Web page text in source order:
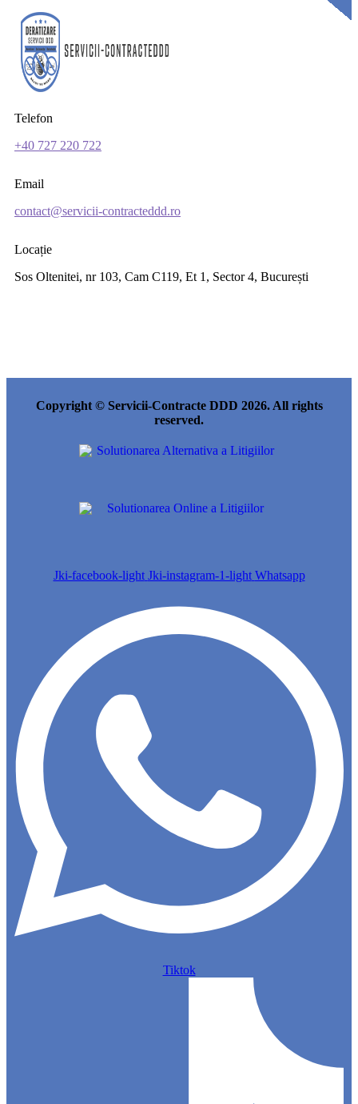
Telefon
+40 727 220 722
Email
contact@servicii-contracteddd.ro
Locație
Sos Oltenitei, nr 103, Cam C119, Et 1, Sector 4, București
Copyright © Servicii-Contracte DDD 2026. All rights
reserved.
Jki-facebook-light Jki-instagram-1-light Whatsapp
Tiktok